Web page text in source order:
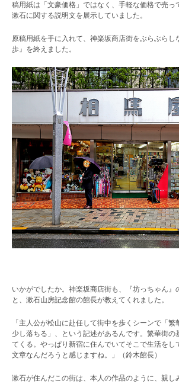
稿用紙は「文豪価格」ではなく、手軽な価格で売っ
漱石に関する説明文を展示していました。
原稿用紙を手に入れて、神楽坂商店街をぶらぶらし
歩』を終えました。
いかがでしたか。神楽坂商店街も、『坊っちゃん』
と、漱石山房記念館の館長が教えてくれました。
「主人公が松山に赴任して街中を歩くシーンで「繁
少し落ちる」、という記述があるんです。繁華街の
てくる。やっぱり新宿に住んでいてそこで生活をし
文章なんだろうと感じますね。」（鈴木館長）
漱石が住んだこの街は、本人の作品のように、親し